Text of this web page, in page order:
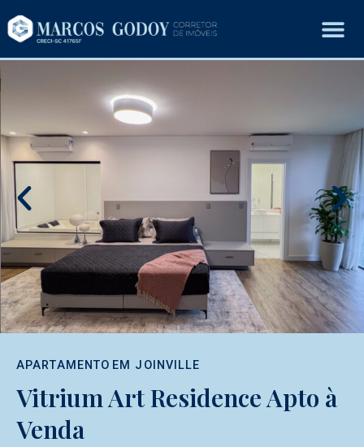
APARTAMENTO EM JOINVILLE
Vitrium Art Residence Apto à
Venda